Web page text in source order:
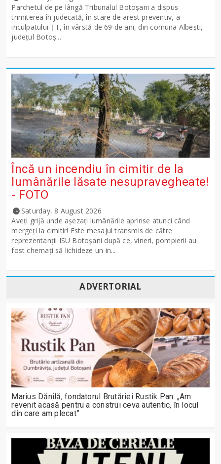
Parchetul de pe lângă Tribunalul Botoşani a dispus
trimiterea în judecată, în stare de arest preventiv, a
inculpatului Ț.I., în vârstă de 69 de ani, din comuna Albești,
județul Botoș...
Încă un incendiu în cimitir de la
lumânările lăsate nesupravegheate!
- FOTO
Saturday, 8 August 2026
Aveți grijă unde așezați lumânările aprinse atunci când
mergeți la cimitir! Este mesajul transmis de către
reprezentanții ISU Botoșani după ce, vineri, pompierii au
fost chemați să lichideze un in...
ADVERTORIAL
Marius Dănilă, fondatorul Brutăriei Rustik Pan: „Am
revenit acasă pentru a construi ceva autentic, în locul
din care am plecat”